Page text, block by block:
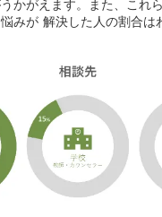
かがえます。また、これ
みが 解決した⼈の割合は